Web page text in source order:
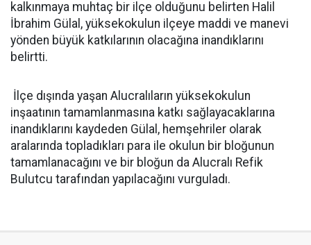
kalkınmaya muhtaç bir ilçe olduğunu belirten Halil
İbrahim Gülal, yüksekokulun ilçeye maddi ve manevi
yönden büyük katkılarının olacağına inandıklarını
belirtti.
İlçe dışında yaşan Alucralıların yüksekokulun
inşaatının tamamlanmasına katkı sağlayacaklarına
inandıklarını kaydeden Gülal, hemşehriler olarak
aralarında topladıkları para ile okulun bir bloğunun
tamamlanacağını ve bir bloğun da Alucralı Refik
Bulutcu tarafından yapılacağını vurguladı.